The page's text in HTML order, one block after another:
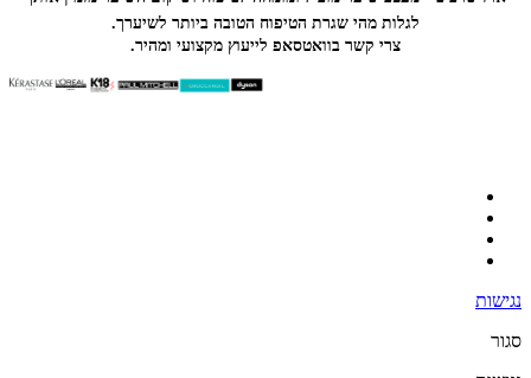
לגלות מהי שגרת הטיפוח הטובה ביותר לשיערך.
צרי קשר בוואטסאפ לייעוץ מקצועי ומהיר.
נגישות
סגור